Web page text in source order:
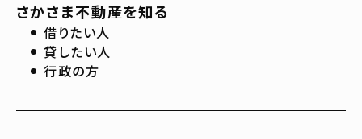
さかさま不動産を知る
借りたい人
貸したい人
行政の方